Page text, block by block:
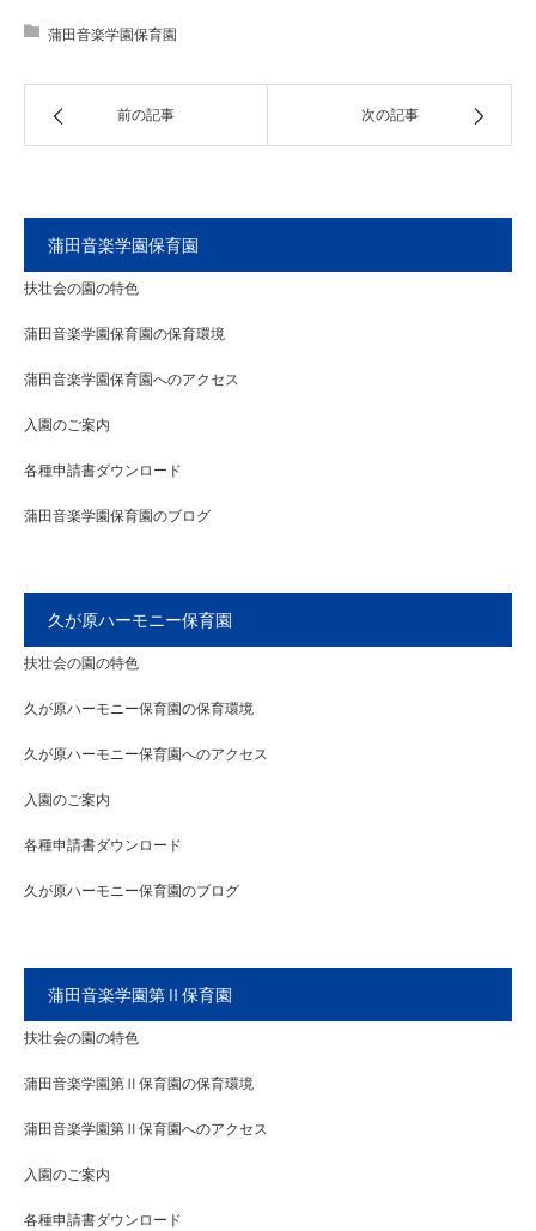
蒲田音楽学園保育園
前の記事 次の記事
蒲田音楽学園保育園
扶壮会の園の特色
蒲田音楽学園保育園の保育環境
蒲田音楽学園保育園へのアクセス
入園のご案内
各種申請書ダウンロード
蒲田音楽学園保育園のブログ
久が原ハーモニー保育園
扶壮会の園の特色
久が原ハーモニー保育園の保育環境
久が原ハーモニー保育園へのアクセス
入園のご案内
各種申請書ダウンロード
久が原ハーモニー保育園のブログ
蒲田音楽学園第Ⅱ保育園
扶壮会の園の特色
蒲田音楽学園第Ⅱ保育園の保育環境
蒲田音楽学園第Ⅱ保育園へのアクセス
入園のご案内
各種申請書ダウンロード